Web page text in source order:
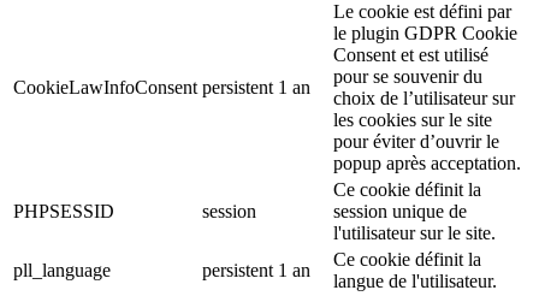
CookieLawInfoConsent persistent 1 an
Le cookie est défini par
le plugin GDPR Cookie
Consent et est utilisé
pour se souvenir du
choix de l’utilisateur sur
les cookies sur le site
pour éviter d’ouvrir le
popup après acceptation.
PHPSESSID session
Ce cookie définit la
session unique de
l'utilisateur sur le site.
pll_language
persistent 1 an
Ce cookie définit la
langue de l'utilisateur.